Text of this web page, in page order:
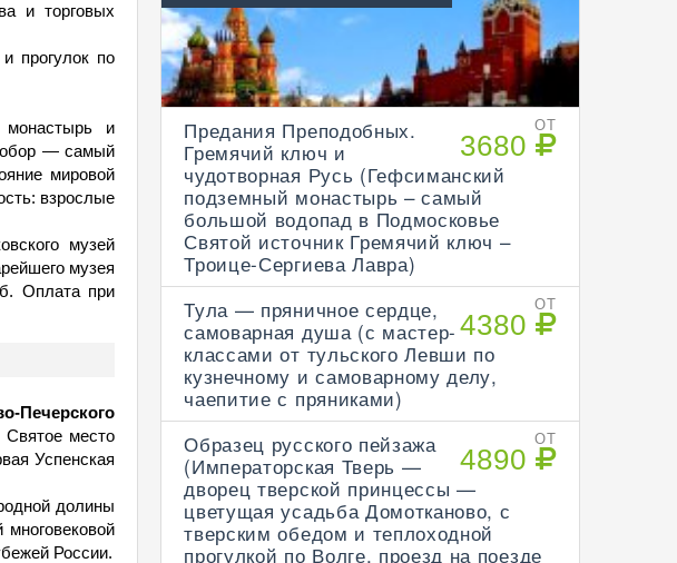
и торговых
прогулок по
монастырь и
— самый
мировой
взрослые
музей
музея
Оплата при
Печерского
Святое место
Успенская
долины
России.
ОТ
3680
Предания Преподобных.
Гремячий ключ и
чудотворная Русь (Гефсиманский
подземный монастырь – самый
большой водопад в Подмосковье
Святой источник Гремячий ключ –
Троице-Сергиева Лавра)
ОТ
4380
Тула — пряничное сердце,
самоварная душа (с мастер-
классами от тульского Левши по
кузнечному и самоварному делу,
чаепитие с пряниками)
ОТ
4890
Образец русского пейзажа
(Императорская Тверь —
дворец тверской принцессы —
цветущая усадьба Домотканово, с
тверским обедом и теплоходной
прогулкой по Волге, проезд на поезде